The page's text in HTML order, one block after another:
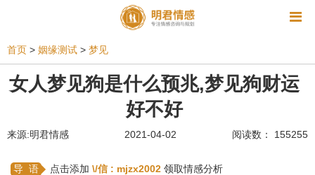
相亲 同性恋 恋爱技巧 挽回爱情
爱情相关 星座情感
姻缘测试 美容 怀孕 交友
感情挽回 双鱼座男生 情感测试
首页 > 姻缘测试 > 梦见
女人梦见狗是什么预兆,梦见狗财运
好不好
来源:明君情感 2021-04-02 阅读数： 155255
导 语 点击添加 \/信 : mjzx2002 领取情感分析